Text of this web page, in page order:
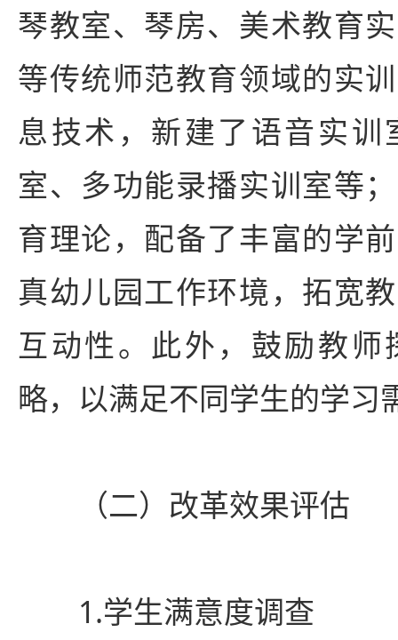
琴教室、琴房、美术教育
等传统师范教育领域的实
息技术，新建了语音实训
室、多功能录播实训室等
育理论，配备了丰富的学
真幼儿园工作环境，拓宽
互动性。此外，鼓励教师
略，以满足不同学生的学习
（二）改革效果评估
1.学生满意度调查